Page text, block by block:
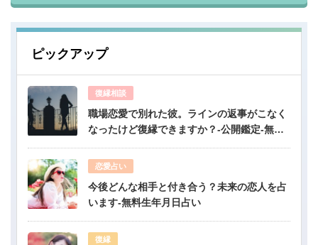
ピックアップ
復縁相談
職場恋愛で別れた彼。ラインの返事がこなく
なったけど復縁できますか？-公開鑑定-無料
恋愛占い
今後どんな相手と付き合う？未来の恋人を占
います-無料生年月日占い
復縁